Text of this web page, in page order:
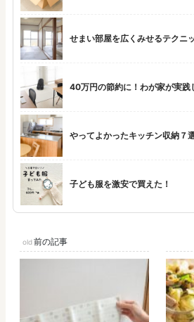
せまい部屋を広くみせるテクニ
40万円の節約に！わが家が実践
やってよかったキッチン収納７
子ども服を激安で買えた！
前の記事